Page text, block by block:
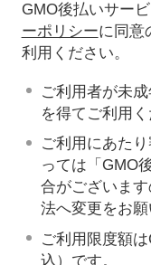
GMO後払いサー
ーポリシーに同意
利用ください。
ご利用者が未
を得てご利用く
ご利用にあた
っては「GMO
合がございま
法へ変更をお願
ご利用限度額
込）です。